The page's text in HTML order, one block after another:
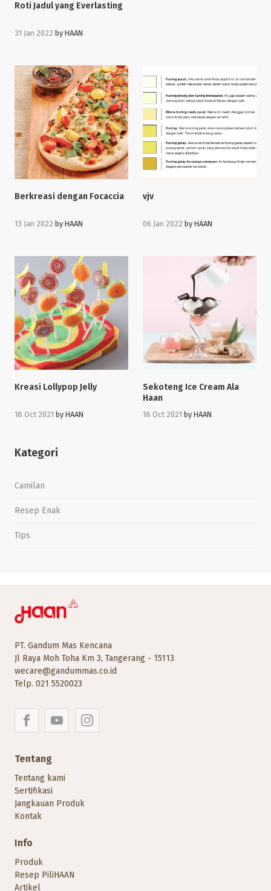
Roti Jadul yang Everlasting
31 Jan 2022 by HAAN
Berkreasi dengan Focaccia
13 Jan 2022 by HAAN
vjv
06 Jan 2022 by HAAN
Kreasi Lollypop Jelly
18 Oct 2021 by HAAN
Sekoteng Ice Cream Ala
Haan
18 Oct 2021 by HAAN
Kategori
Camilan
Resep Enak
Tips
PT. Gandum Mas Kencana
Jl Raya Moh Toha Km 3, Tangerang - 15113
wecare@gandummas.co.id
Telp. 021 5520023
Tentang
Tentang kami
Sertifikasi
Jangkauan Produk
Kontak
Info
Produk
Resep PiliHAAN
Artikel